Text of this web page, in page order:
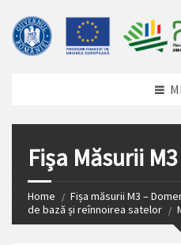
Fișa Măsurii M3
Home
Fișa măsurii M3 –
de bază și reînnoirea satelor